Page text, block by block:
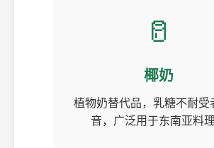
🥛
椰奶
植物奶替代品，乳糖不耐受
音，广泛用于东南亚料理